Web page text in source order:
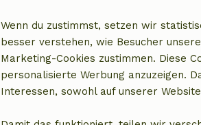
Wenn du zustimmst, setzen wir
besser verstehen, wie Besucher
Marketing-Cookies zustimmen. Diese
personalisierte Werbung anzuzeigen.
Interessen, sowohl auf unserer